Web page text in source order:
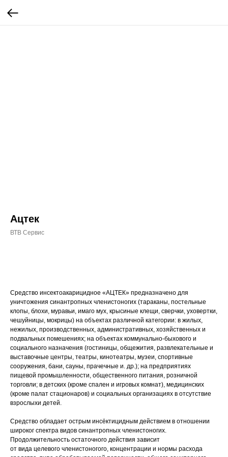
Ацтек
ВТВ Сервис
Средство инсектоакарицидное «АЦТЕК» предназначено для
уничтожения синантропных членистоногих (тараканы, постельные
клопы, блохи, муравьи, имаго мух, крысиные клещи, сверчки, уховертки,
чешуйницы, мокрицы) на объектах различной категории: в жилых,
нежилых, производственных, административных, хозяйственных и
подвальных помешениях; на объектах коммунально-быхового и
социального назначения (гостиницы, общежития, развлекательные и
выставочные центры, театры, кинотеатры, музеи, спортивные
сооружения, бани, сауны, прачечные и. др.); на предприятиях
пищевой промышленности, общественного питания, розничной
торговли; в детских (кроме спален и игровых комнат), медицинских
(кроме палат стационаров) и социальных организациях в отсутствие
взрослыхи детей.
Средство обладает острым инсёктицидным действием в отношении
широког спектра видов синантропных членистоногих.
Продолжительность остаточного действия зависит
от вида целевого членистоногого, концентрации и нормы расхода